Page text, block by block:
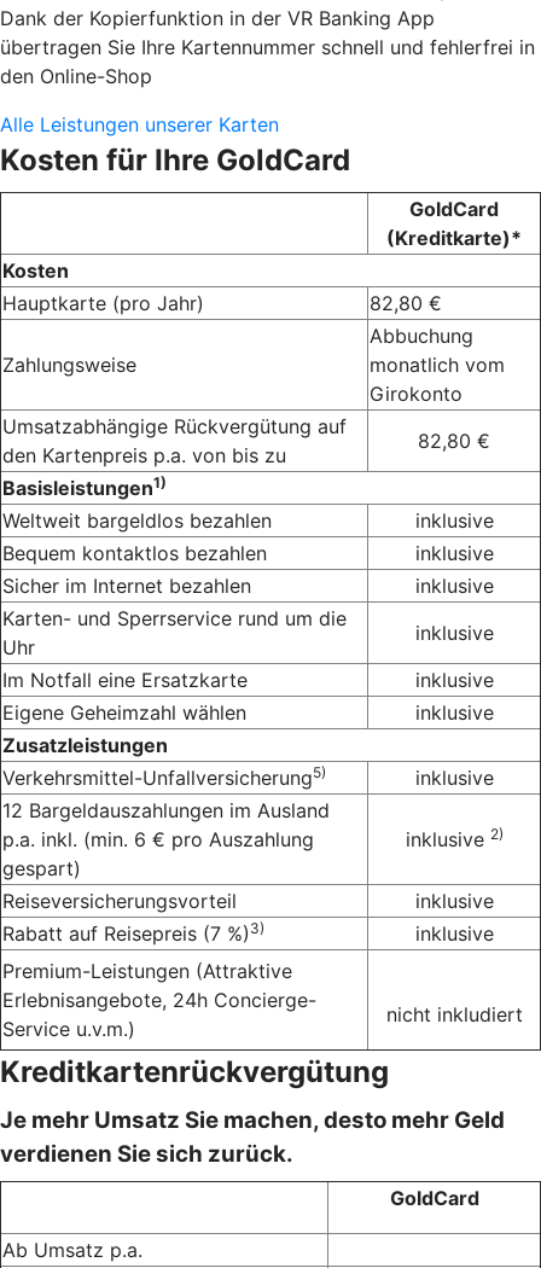
Dank der Kopierfunktion in der VR Banking App
übertragen Sie Ihre Kartennummer schnell und fehlerfrei in
den Online-Shop
Alle Leistungen unserer Karten
Kosten für Ihre GoldCard
GoldCard
(Kreditkarte)*
Kosten
Hauptkarte (pro Jahr)
82,80 €
Zahlungsweise
Abbuchung
monatlich vom
Girokonto
Umsatzabhängige Rückvergütung auf
den Kartenpreis p.a. von bis zu
82,80 €
Basisleistungen1)
Weltweit bargeldlos bezahlen
inklusive
Bequem kontaktlos bezahlen
inklusive
Sicher im Internet bezahlen
inklusive
Karten- und Sperrservice rund um die
Uhr
inklusive
Im Notfall eine Ersatzkarte
inklusive
Eigene Geheimzahl wählen
inklusive
Zusatzleistungen
Verkehrsmittel-Unfallversicherung5)
inklusive
12 Bargeldauszahlungen im Ausland
p.a. inkl. (min. 6 € pro Auszahlung
gespart)
inklusive 2)
Reiseversicherungsvorteil
inklusive
Rabatt auf Reisepreis (7 %) 3)
inklusive
Premium-Leistungen (Attraktive
Erlebnisangebote, 24h Concierge-
Service u.v.m.)
nicht inkludiert
Kreditkartenrückvergütung
Je mehr Umsatz Sie machen, desto mehr Geld
verdienen Sie sich zurück.
GoldCard
Ab Umsatz p.a.